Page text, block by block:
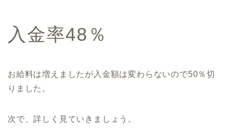
入金率48％
お給料は増えましたが入金額は変わらないので50％切
りました。
次で、詳しく見ていきましょう。